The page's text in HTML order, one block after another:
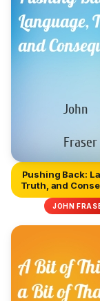
Pushing Back:
Truth, and
JOHN